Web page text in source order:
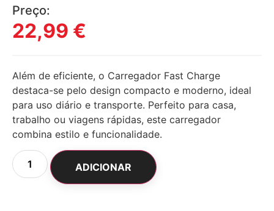
Preço:
22,99 €
Além de eficiente, o Carregador Fast Charge
destaca-se pelo design compacto e moderno, ideal
para uso diário e transporte. Perfeito para casa,
trabalho ou viagens rápidas, este carregador
combina estilo e funcionalidade.
ADICIONAR